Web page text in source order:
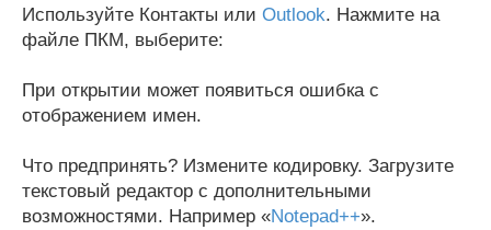
Используйте Контакты или Outlook. Нажмите на
файле ПКМ, выберите:
При открытии может появиться ошибка с
отображением имен.
Что предпринять? Измените кодировку. Загрузите
текстовый редактор с дополнительными
возможностями. Например «Notepad++».